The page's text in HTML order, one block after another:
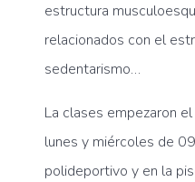
estructura
relacionados con el
sedentarismo…
La clases empezaron
lunes y miércoles de
polideportivo y en la